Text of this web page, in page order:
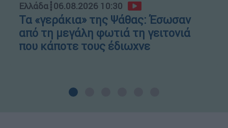
Ελλάδα┋06.08.2026 10:30
Τα «γεράκια» της Ψάθας: Έσωσαν
από τη μεγάλη φωτιά τη γειτονιά
που κάποτε τους έδιωχνε